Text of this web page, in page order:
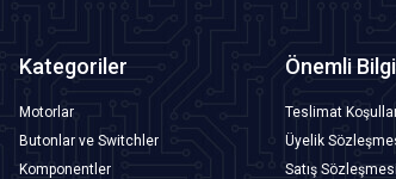
Kategoriler
Motorlar
Butonlar ve Switchler
Komponentler
Önemli
Teslimat
Üyelik
Satış Sözleşmesi